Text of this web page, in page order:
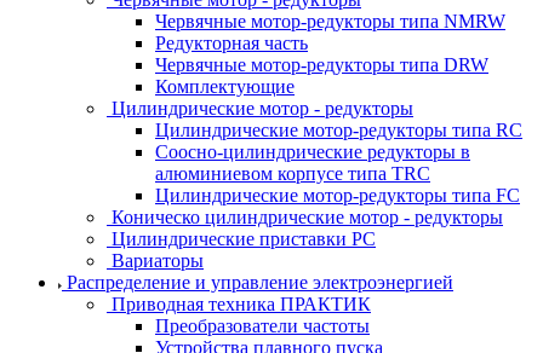
Червячные мотор-редукторы типа NMRW
Редукторная часть
Червячные мотор-редукторы типа DRW
Комплектующие
Цилиндрические мотор - редукторы
Цилиндрические мотор-редукторы типа RC
Соосно-цилиндрические редукторы в
алюминиевом корпусе типа TRC
Цилиндрические мотор-редукторы типа FC
Коническо цилиндрические мотор - редукторы
Цилиндрические приставки PC
Вариаторы
Распределение и управление электроэнергией
Приводная техника ПРАКТИК
Преобразователи частоты
Устройства плавного пуска